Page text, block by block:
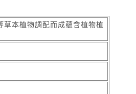
本植物調配而成蘊含植物植